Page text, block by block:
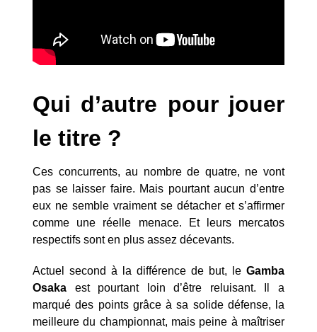
Qui d’autre pour jouer
le titre ?
Ces concurrents, au nombre de quatre, ne vont
pas se laisser faire. Mais pourtant aucun d’entre
eux ne semble vraiment se détacher et s’affirmer
comme une réelle menace. Et leurs mercatos
respectifs sont en plus assez décevants.
Actuel second à la différence de but, le Gamba
Osaka est pourtant loin d’être reluisant. Il a
marqué des points grâce à sa solide défense, la
meilleure du championnat, mais peine à maîtriser